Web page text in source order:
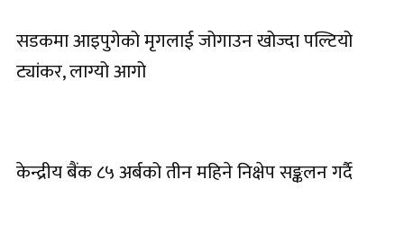
सडकमा आइपुगेको मृगलाई जोगाउन खोज्दा पल्टियो
ट्यांकर, लाग्यो आगो
केन्द्रीय बैंक ८५ अर्बको तीन महिने निक्षेप सङ्कलन गर्दै